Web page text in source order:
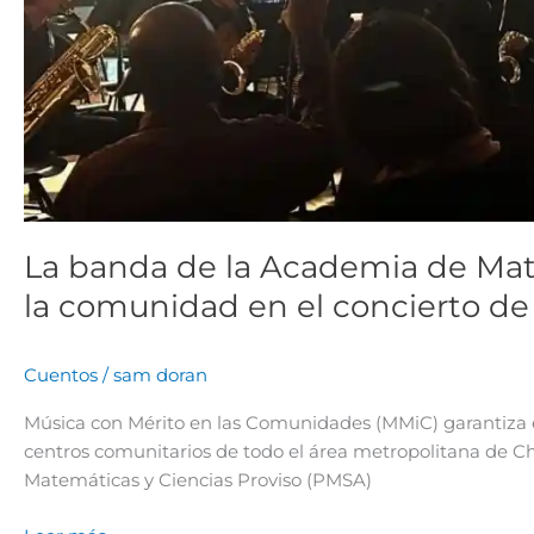
La banda de la Academia de
la comunidad en el concierto
Cuentos /sam doran
Música con Mérito en las Comunidades (MMiC)
centros comunitarios de todo el área metropolitana de
Matemáticas y Ciencias Proviso (PMSA)